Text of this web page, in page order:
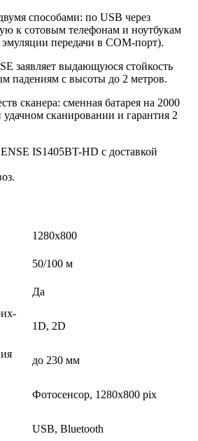
способами: по USB через
к сотовым телефонам и ноутбукам
передачи в COM-порт).
заявляет выдающуюся стойкость
падениям с высоты до 2 метров.
сканера: сменная батарея на 2000
сканировании и гарантия 2
IS1405BT-HD с доставкой
1280х800
50/100 м
Да
1D, 2D
до 230 мм
Фотосенсор, 1280x800 pix
USB, Bluetooth